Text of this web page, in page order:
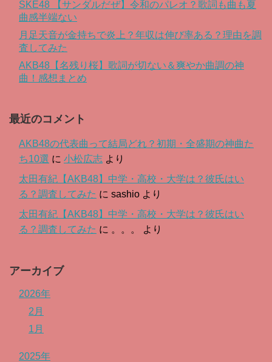
SKE48 【サンダルだぜ】令和のパレオ？歌詞も曲も夏
曲感半端ない
月足天音が金持ちで炎上？年収は伸び率ある？理由を調
査してみた
AKB48【名残り桜】歌詞が切ない＆爽やか曲調の神
曲！感想まとめ
最近のコメント
AKB48の代表曲って結局どれ？初期・全盛期の神曲た
ち10選 に 小松広志 より
太田有紀【AKB48】中学・高校・大学は？彼氏はい
る？調査してみた に sashio より
太田有紀【AKB48】中学・高校・大学は？彼氏はい
る？調査してみた に 。。。 より
アーカイブ
2026年
2月
1月
2025年